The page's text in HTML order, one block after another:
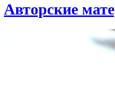
Авторские